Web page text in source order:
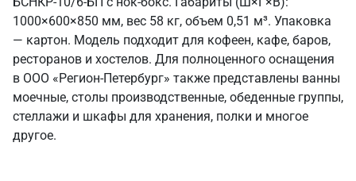
1000×600×850 мм, вес 58 кг, объем 0,51 м³. Упаковка
— картон. Модель подходит для кофеен, кафе, баров,
ресторанов и хостелов. Для полноценного оснащения
в ООО «Регион-Петербург» также представлены ванны
моечные, столы производственные, обеденные группы,
стеллажи и шкафы для хранения, полки и многое
другое.